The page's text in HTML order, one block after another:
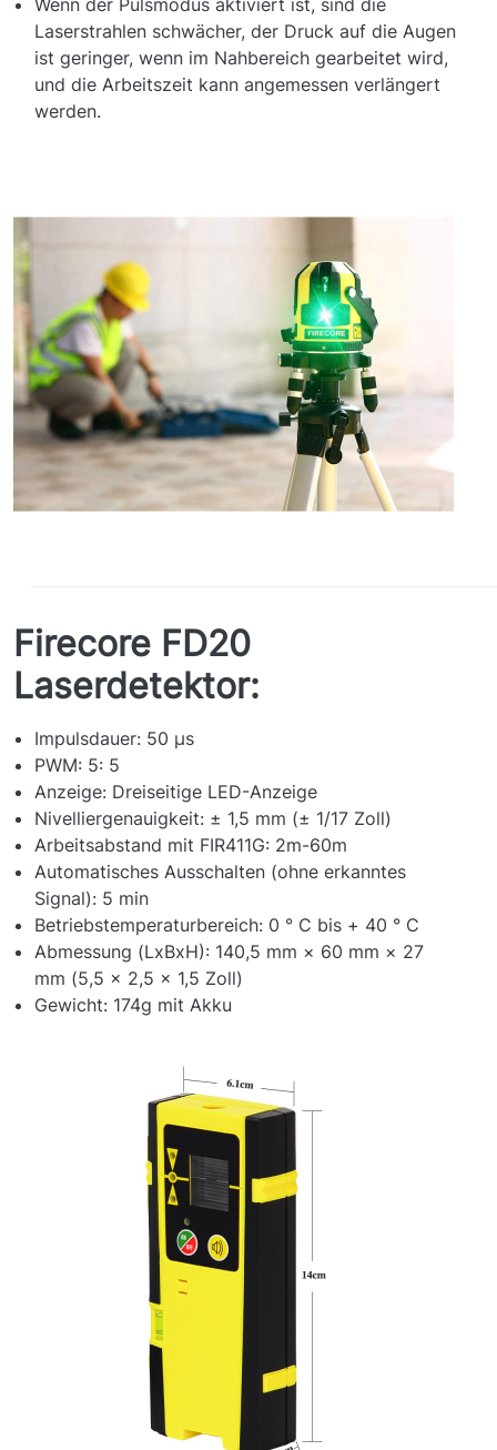
Wenn der Pulsmodus aktiviert ist, sind die
Laserstrahlen schwächer, der Druck auf die Augen
ist geringer, wenn im Nahbereich gearbeitet wird,
und die Arbeitszeit kann angemessen verlängert
werden.
Firecore FD20
Laserdetektor:
Impulsdauer: 50 μs
PWM: 5: 5
Anzeige: Dreiseitige LED-Anzeige
Nivelliergenauigkeit: ± 1,5 mm (± 1/17 Zoll)
Arbeitsabstand mit FIR411G: 2m-60m
Automatisches Ausschalten (ohne erkanntes
Signal): 5 min
Betriebstemperaturbereich: 0 ° C bis + 40 ° C
Abmessung (LxBxH): 140,5 mm × 60 mm × 27
mm (5,5 x 2,5 x 1,5 Zoll)
Gewicht: 174g mit Akku